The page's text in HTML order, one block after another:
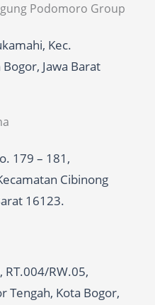
Podomoro Group
Kec.
Jawa Barat
179 – 181,
Cibinong
16123.
RT.004/RW.05,
Tengah, Kota Bogor,